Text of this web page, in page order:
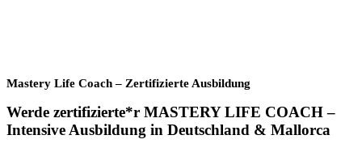
Mastery Life Coach – Zertifizierte Ausbildung
Werde zertifizierte*r MASTERY LIFE COACH –
Intensive Ausbildung in Deutschland & Mallorca